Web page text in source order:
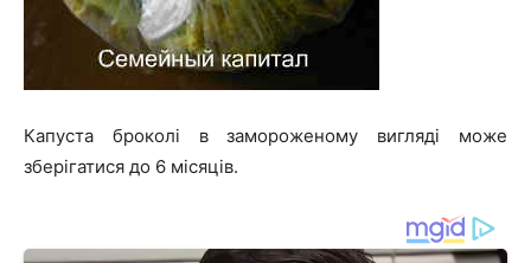
Капуста броколі в замороженому вигляді може
зберігатися до 6 місяців.